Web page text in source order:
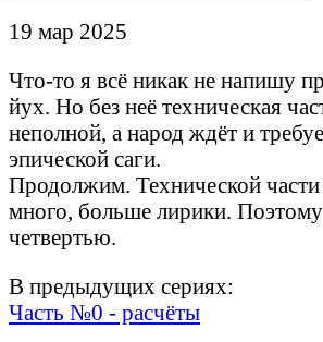
19 мар 2025
Что-то я всё никак не напишу
йух. Но без неё техническая
неполной, а народ ждёт и
эпической саги.
Продолжим. Технической части
много, больше лирики.
четвертью.
В предыдущих сериях:
Часть №0 - расчёты